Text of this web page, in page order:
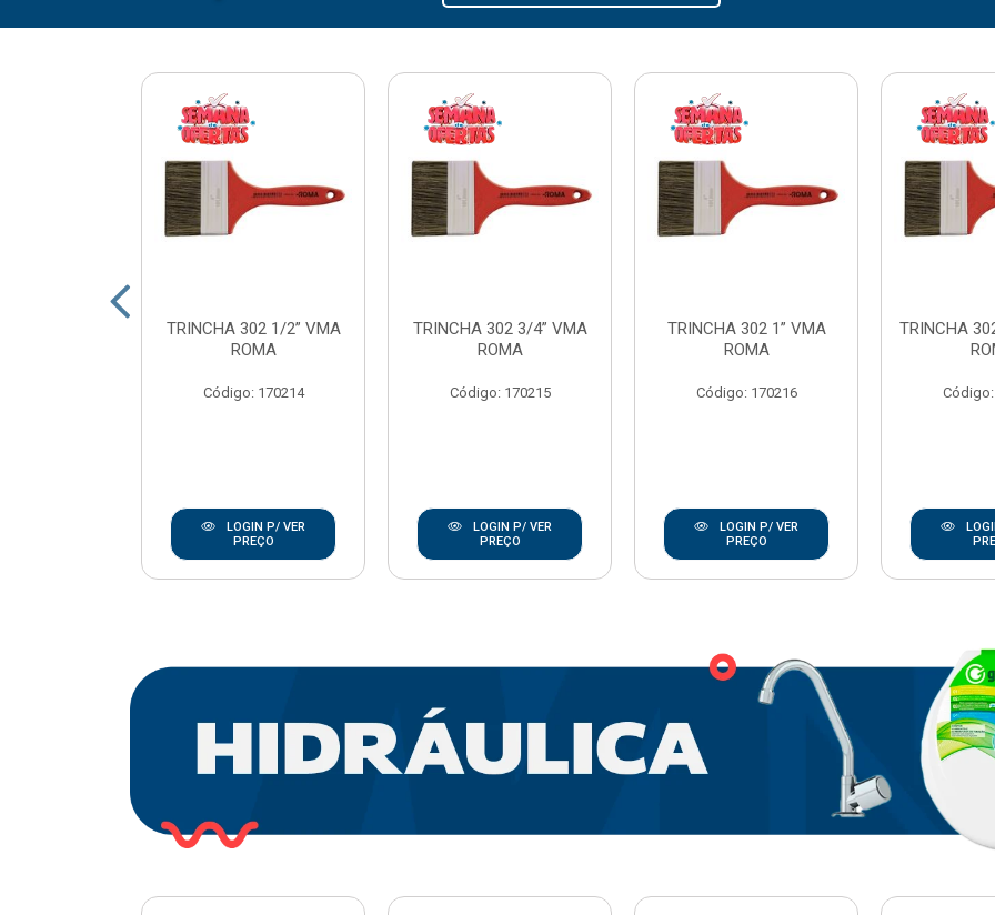
TRINCHA 302 1/2” VMA
ROMA
Código: 170214
LOGIN P/ VER
PREÇO
TRINCHA 302 3/4” VMA
ROMA
Código: 170215
LOGIN P/ VER
PREÇO
TRINCHA 302 1” VMA
ROMA
Código: 170216
LOGIN P/ VER
PREÇO
TRINCHA